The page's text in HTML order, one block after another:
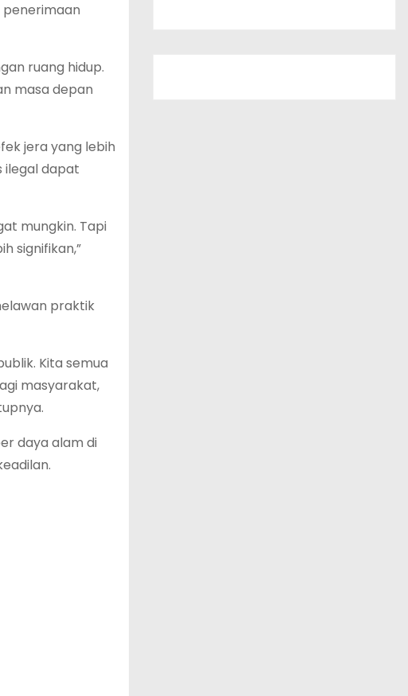
penerimaan
ruang hidup.
masa depan
jera yang lebih
ilegal dapat
mungkin. Tapi
signifikan,”
praktik
Kita semua
masyarakat,
daya alam di